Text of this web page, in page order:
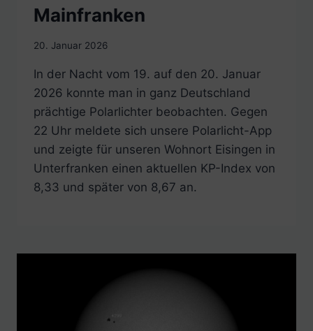
Mainfranken
20. Januar 2026
In der Nacht vom 19. auf den 20. Januar
2026 konnte man in ganz Deutschland
prächtige Polarlichter beobachten. Gegen
22 Uhr meldete sich unsere Polarlicht-App
und zeigte für unseren Wohnort Eisingen in
Unterfranken einen aktuellen KP-Index von
8,33 und später von 8,67 an.